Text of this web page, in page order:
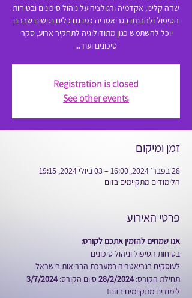
שדה קליני, אקדמיה ורגולציה על ניהול סיכונים ובטיחות
הטיפול ולהבנתו בגריאטריה כמו גם כלים נגישים שבהם
יוכל להשתמש כגון מתודולוגיה לתחקיר ארוע, סקרי
סיכונים ועוד...
Registration is closed
See other events
זמן ומיקום
28 בפבר׳ 2024, 16:00 – 03 ביולי 2024, 19:15
הלימודים מתקיימים בזום
פרטי האירוע
אנו שמחים להזמין אתכם לקורס:
בטיחות הטיפול וניהול סיכונים
לעוסקים בגריאטריה במערכת הבריאות בישראל
תחילת הקורס: 28/2/2024 סיום הקורס: 3/7/2024
לימודים מתקיימים בזום!